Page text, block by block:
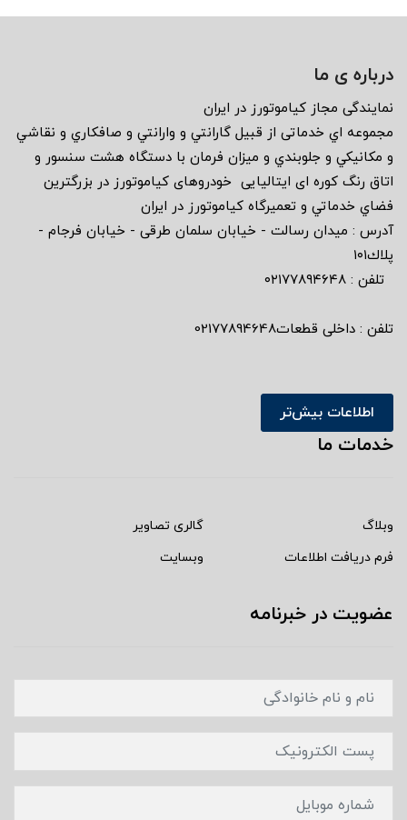
درباره ی ما
نمايندگى مجاز كياموتورز در ايران
مجموعه اي خدماتى از قبيل گارانتي و وارانتي و صافكاري و نقاشي
و مكانيكي و جلوبندي و ميزان فرمان با دستگاه هشت سنسور و
اتاق رنگ كوره اى ايتاليايى خودروهاى كياموتورز در بزرگترين
فضاي خدماتي و تعميرگاه كياموتورز در ايران
آدرس : ميدان رسالت - خيابان سلمان طرقى - خيابان فرجام -
پلاك١٠١
تلفن : ٠٢١٧٧٨٩٤٦٤٨
تلفن : داخلی قطعات02177894648
اطلاعات بیش‌تر
خدمات ما
وبلاگ
گالری تصاویر
فرم دریافت اطلاعات
وبسایت
عضویت در خبرنامه